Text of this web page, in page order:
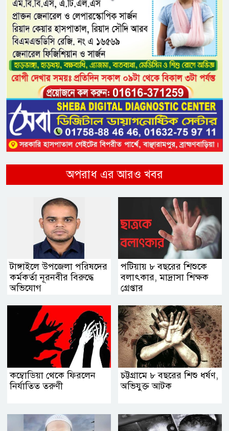
অপরাধ এর আরও খবর
টাঙ্গাইলে উপজেলা পরিষদের
কর্মকর্তা নূরনবীর বিরুদ্ধে
অভিযোগ
পটিয়ায় ৮ বছরের শিশুকে
বলাৎকার, মাদ্রাসা শিক্ষক
গ্রেপ্তার
কম্বোডিয়া থেকে ফিরলেন
নির্যাতিত তরুণী
চট্টগ্রামে ৮ বছরের শিশু ধর্ষণ,
অভিযুক্ত আটক